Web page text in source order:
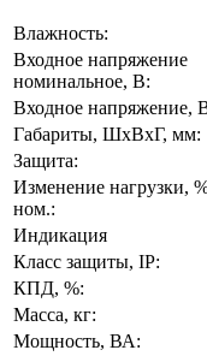
Влажность:
Входное напряжение
номинальное, В:
Входное напряжение,
Габариты, ШхВхГ, мм:
Защита:
Изменение нагрузки,
ном.:
Индикация
Класс защиты, IP:
КПД, %:
Масса, кг:
Мощность, ВА: